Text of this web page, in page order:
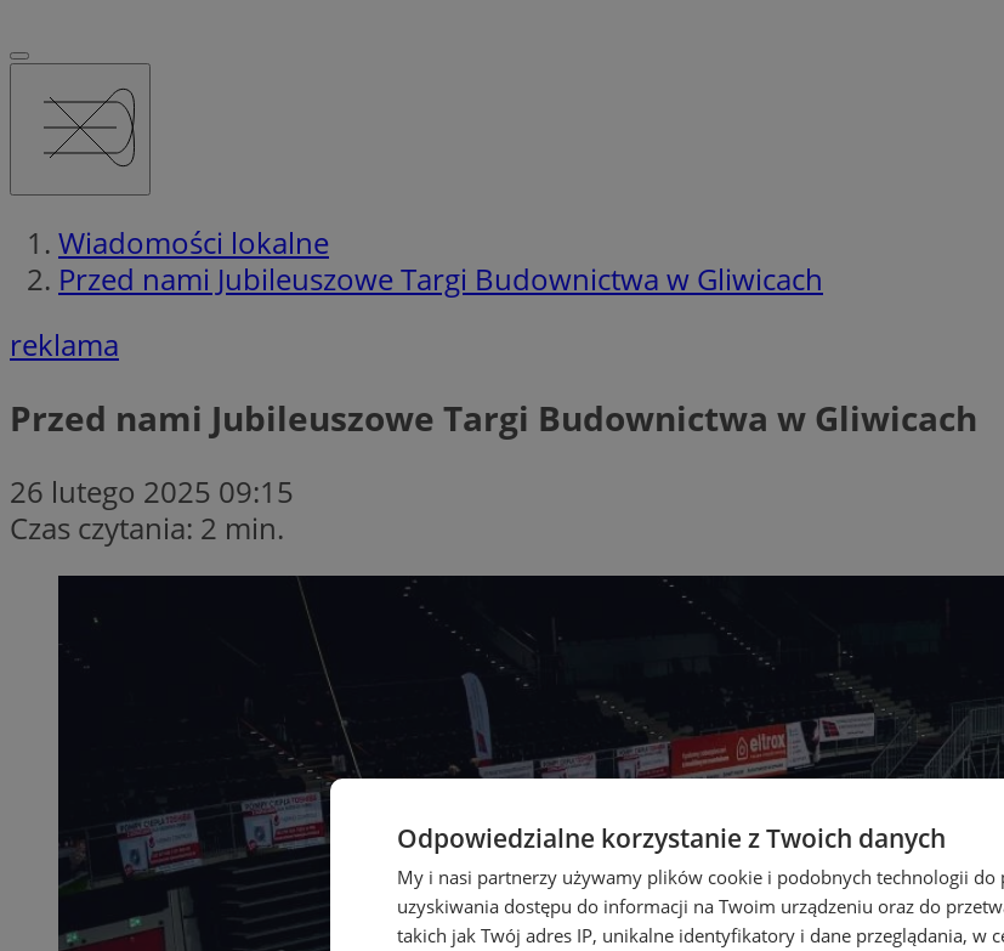
Wiadomości lokalne
Przed nami Jubileuszowe Targi Budownictwa w Gliwicach
reklama
Przed nami Jubileuszowe Targi Budownictwa w Gliwicach
26 lutego 2025 09:15
Czas czytania: 2 min.
Odpowiedzialne korzystanie z Twoich danych
My i nasi partnerzy używamy plików cookie i podobnych technologii do
uzyskiwania dostępu do informacji na Twoim urządzeniu oraz do
takich jak Twój adres IP, unikalne identyfikatory i dane przeglądania, w